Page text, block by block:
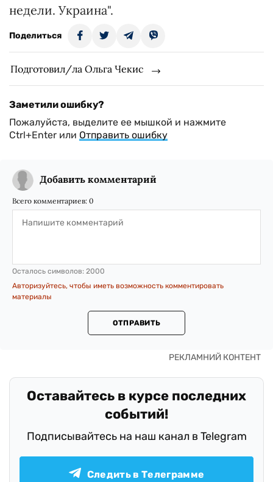
недели. Украина".
Поделиться
Подготовил/ла Ольга Чекис
Заметили ошибку?
Пожалуйста, выделите ее мышкой и нажмите
Ctrl+Enter или Отправить ошибку
Добавить комментарий
Всего комментариев: 0
Осталось символов: 2000
Авторизуйтесь, чтобы иметь возможность комментировать
материалы
ОТПРАВИТЬ
Оставайтесь в курсе последних
событий!
Подписывайтесь на наш канал в Telegram
Следить в Телеграмме